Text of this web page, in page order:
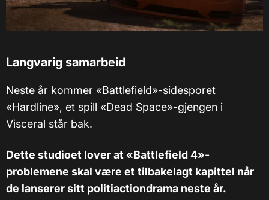
Langvarig samarbeid
Neste år kommer «Battlefield»-sidesporet
«Hardline», et spill «Dead Space»-gjengen i
Visceral står bak.
Dette studioet lover at «Battlefield 4»-
problemene skal være et tilbakelagt kapittel når
de lanserer sitt politiactiondrama neste år.